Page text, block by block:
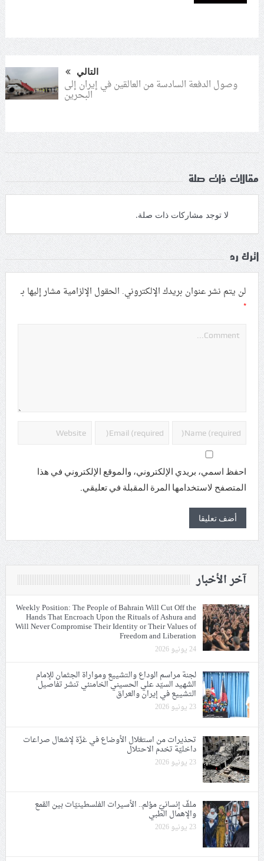
التالي
وصول الدفعة السادسة من العالقين في إيران إلى
البحرين
مقالات ذات صلة
لا توجد مشاركات ذات صلة.
اترك رد
لن يتم نشر عنوان بريدك الإلكتروني. الحقول الإلزامية مشار إليها بـ
*
احفظ اسمي، بريدي الإلكتروني، والموقع الإلكتروني في هذا
المتصفح لاستخدامها المرة المقبلة في تعليقي.
آخر الأخبار
Weekly Position: The People of Bahrain Will Cut Off the
Hands That Encroach Upon the Rituals of Ashura and
Will Never Compromise Their Identity or Their Values of
Freedom and Liberation
24 يونيو 2026
لجنة مراسم الوداع والتشييع ومواراة الجثمان للإمام
الشهيد السيّد علي الحسيني الخامنئي تنشر تفاصيل
التشييع في إيران والعراق
23 يونيو 2026
تحذيرات من استغلال الأوضاع في غزّة لإشعال صراعات
داخليّة تخدم الاحتلال
23 يونيو 2026
ملفّ إنسانيّ مؤلم.. الأسيرات الفلسطينيّات بين القمع
والإهمال الطبي
23 يونيو 2026